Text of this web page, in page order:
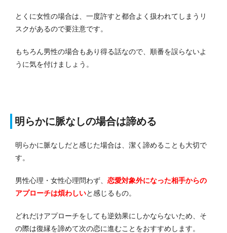
とくに女性の場合は、一度許すと都合よく扱われてしまうリ
スクがあるので要注意です。
もちろん男性の場合もあり得る話なので、順番を誤らないよ
うに気を付けましょう。
明らかに脈なしの場合は諦める
明らかに脈なしだと感じた場合は、潔く諦めることも大切で
す。
男性心理・女性心理問わず、 恋愛対象外になった相手からの
アプローチは煩わしいと感じるもの。
どれだけアプローチをしても逆効果にしかならないため、そ
の際は復縁を諦めて次の恋に進むことをおすすめします。